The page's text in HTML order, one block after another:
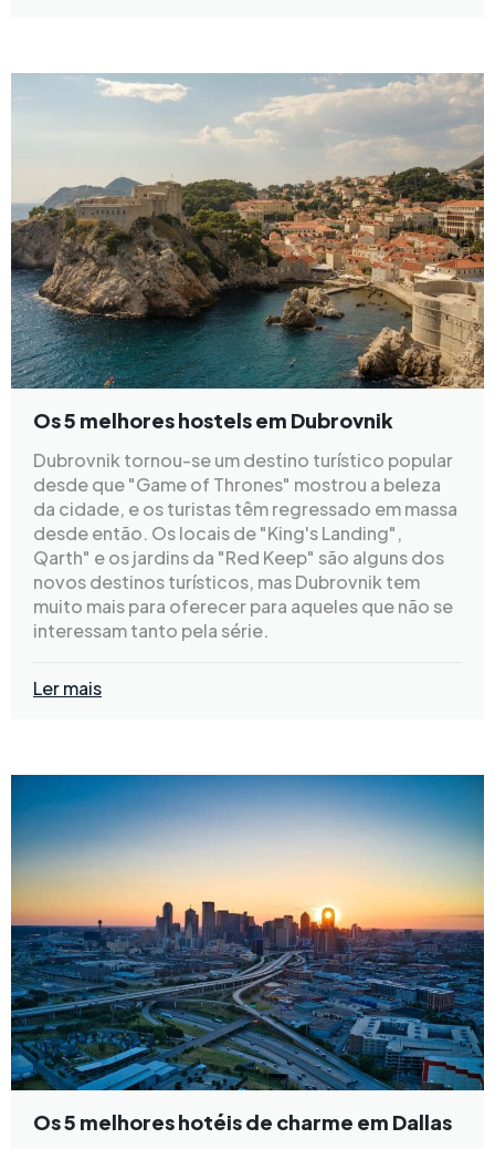
Os 5 melhores hostels em Dubrovnik
Dubrovnik tornou-se um destino turístico popular
desde que "Game of Thrones" mostrou a beleza
da cidade, e os turistas têm regressado em massa
desde então. Os locais de "King's Landing",
Qarth" e os jardins da "Red Keep" são alguns dos
novos destinos turísticos, mas Dubrovnik tem
muito mais para oferecer para aqueles que não se
interessam tanto pela série.
Ler mais
Os 5 melhores hotéis de charme em Dallas